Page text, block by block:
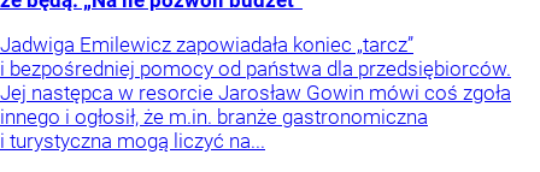
Jadwiga Emilewicz zapowiadała koniec „tarcz”
i bezpośredniej pomocy od państwa dla przedsiębiorców.
Jej następca w resorcie Jarosław Gowin mówi coś zgoła
innego i ogłosił, że m.in. branże gastronomiczna
i turystyczna mogą liczyć na...